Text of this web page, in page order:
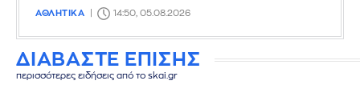
ΑΘΛΗΤΙΚΑ 14:50, 05.08.2026
ΔΙΑΒΑΣΤΕ ΕΠΙΣΗΣ
περισσότερες ειδήσεις από το skai.gr